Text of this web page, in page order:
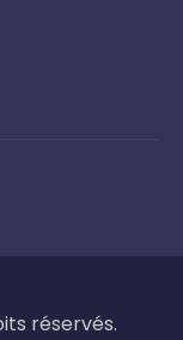
réservés.